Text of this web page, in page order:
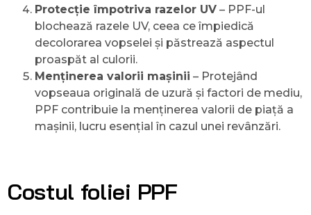
Protecție împotriva razelor UV – PPF-ul
blochează razele UV, ceea ce împiedică
decolorarea vopselei și păstrează aspectul
proaspăt al culorii.
Menținerea valorii mașinii – Protejând
vopseaua originală de uzură și factori de mediu,
PPF contribuie la menținerea valorii de piață a
mașinii, lucru esențial în cazul unei revânzări.
Costul foliei PPF